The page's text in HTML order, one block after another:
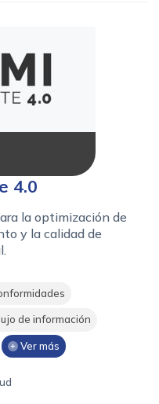
4.0
la optimización de
y la calidad de
de información
Ver más